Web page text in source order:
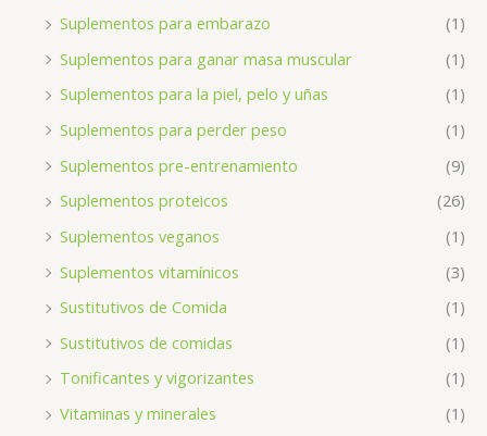
Suplementos para embarazo
(1)
Suplementos para ganar masa muscular
(1)
Suplementos para la piel, pelo y uñas
(1)
Suplementos para perder peso
(1)
Suplementos pre-entrenamiento
(9)
Suplementos proteicos
(26)
Suplementos veganos
(1)
Suplementos vitamínicos
(3)
Sustitutivos de Comida
(1)
Sustitutivos de comidas
(1)
Tonificantes y vigorizantes
(1)
Vitaminas y minerales
(1)